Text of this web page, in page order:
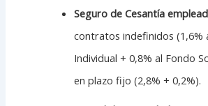
Seguro de Cesantía
contratos indefinidos (1,6%
Individual + 0,8% al Fondo
en plazo fijo (2,8% + 0,2%).